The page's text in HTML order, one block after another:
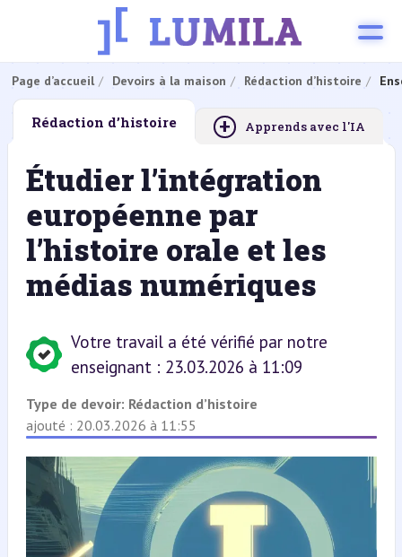
Page d’accueil Devoirs à la maison Rédaction d’histoire
Rédaction d’histoire + Apprends avec l'IA
Étudier l’intégration
européenne par
l’histoire orale et les
médias numériques
Votre travail a été vérifié par notre
enseignant : 23.03.2026 à 11:09
Type de devoir: Rédaction d’histoire
ajouté : 20.03.2026 à 11:55